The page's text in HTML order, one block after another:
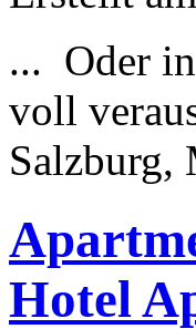
... Oder
voll
Salzburg,
Hotel